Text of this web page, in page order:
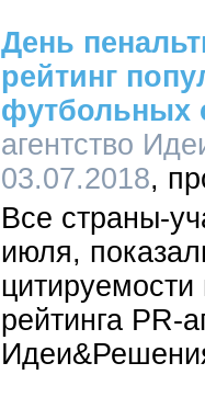
День
рейтинг
футбольных
агентство
03.07.2018
Все страны-
июля,
рейтинга PR-